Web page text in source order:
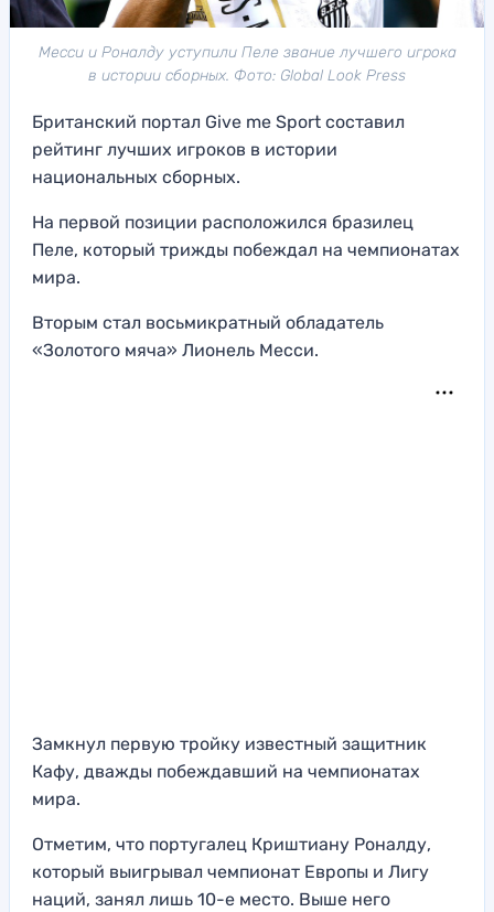
Месси и Роналду уступили Пеле звание лучшего игрока
в истории сборных. Фото: Global Look Press
Британский портал Give me Sport составил
рейтинг лучших игроков в истории
национальных сборных.
На первой позиции расположился бразилец
Пеле, который трижды побеждал на чемпионатах
мира.
Вторым стал восьмикратный обладатель
«Золотого мяча» Лионель Месси.
Замкнул первую тройку известный защитник
Кафу, дважды побеждавший на чемпионатах
мира.
Отметим, что португалец Криштиану Роналду,
который выигрывал чемпионат Европы и Лигу
наций, занял лишь 10-е место. Выше него